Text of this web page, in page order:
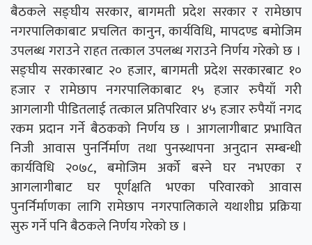
बैठकले सङ्घीय सरकार, बागमती प्रदेश सरकार र रामेछाप
नगरपालिकाबाट प्रचलित कानुन, कार्यविधि, मापदण्ड बमोजिम
उपलब्ध गराउने राहत तत्काल उपलब्ध गराउने निर्णय गरेको छ ।
सङ्घीय सरकारबाट २० हजार, बागमती प्रदेश सरकारबाट १०
हजार र रामेछाप नगरपालिकाबाट १५ हजार रुपैयाँ गरी
आगलागी पीडितलाई तत्काल प्रतिपरिवार ४५ हजार रुपैयाँ नगद
रकम प्रदान गर्ने बैठकको निर्णय छ । आगलागीबाट प्रभावित
निजी आवास पुनर्निर्माण तथा पुनस्र्थापना अनुदान सम्बन्धी
कार्यविधि २०७८, बमोजिम अर्को बस्ने घर नभएका र
आगलागीबाट घर पूर्णक्षति भएका परिवारको आवास
पुनर्निर्माणका लागि रामेछाप नगरपालिकाले यथाशीघ्र प्रक्रिया
सुरु गर्ने पनि बैठकले निर्णय गरेको छ ।